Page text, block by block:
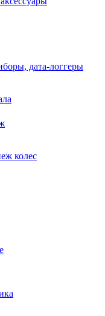
дата-логгеры
колес